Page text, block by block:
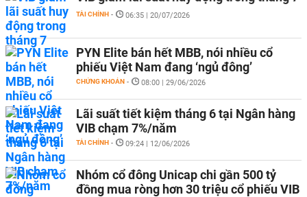
TÀI CHÍNH - 06:35 | 20/07/2026
PYN Elite bán hết MBB, nói nhiều cổ
phiếu Việt Nam đang ‘ngủ đông’
CHỨNG KHOÁN - 08:00 | 29/06/2026
Lãi suất tiết kiệm tháng 6 tại Ngân hàng
VIB chạm 7%/năm
TÀI CHÍNH - 09:24 | 12/06/2026
Nhóm cổ đông Unicap chi gần 500 tỷ
đồng mua ròng hơn 30 triệu cổ phiếu VIB